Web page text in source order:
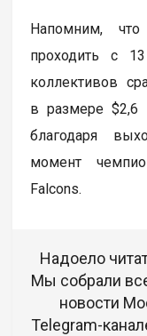
Напомним,
проходить с
коллективов
в размере $2,6
благодаря
момент
Falcons.
Надоело
Мы собрали
новости
Telegram-